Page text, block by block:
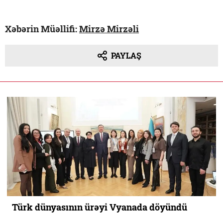
Xəbərin Müəllifi:Mirzə Mirzəli
PAYLAŞ
Türk dünyasının ürəyi Vyanada döyündü